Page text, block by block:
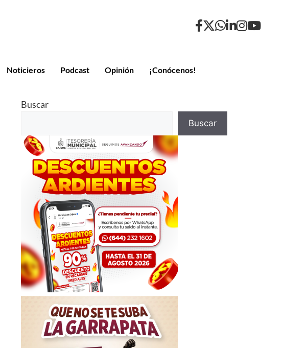
Noticieros Podcast Opinión ¡Conócenos!
Buscar
Buscar